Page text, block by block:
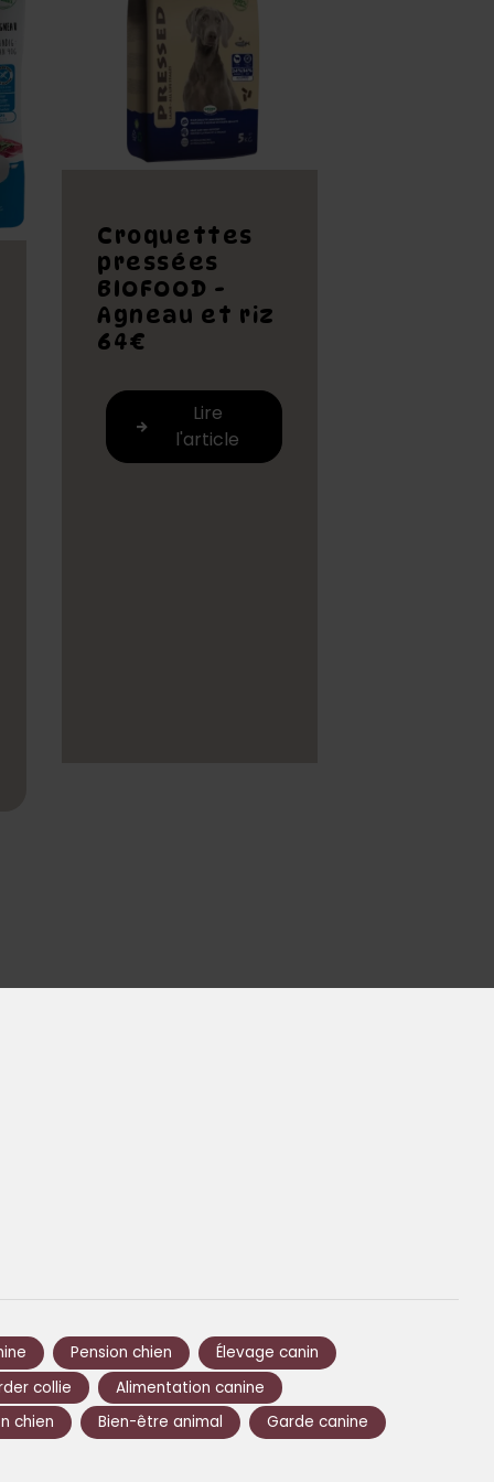
Croquettes
pressées
BIOFOOD -
Agneau et riz
64€
Lire
l'article
Pension chien
Élevage canin
collie
Alimentation canine
chien
Bien-être animal Garde canine